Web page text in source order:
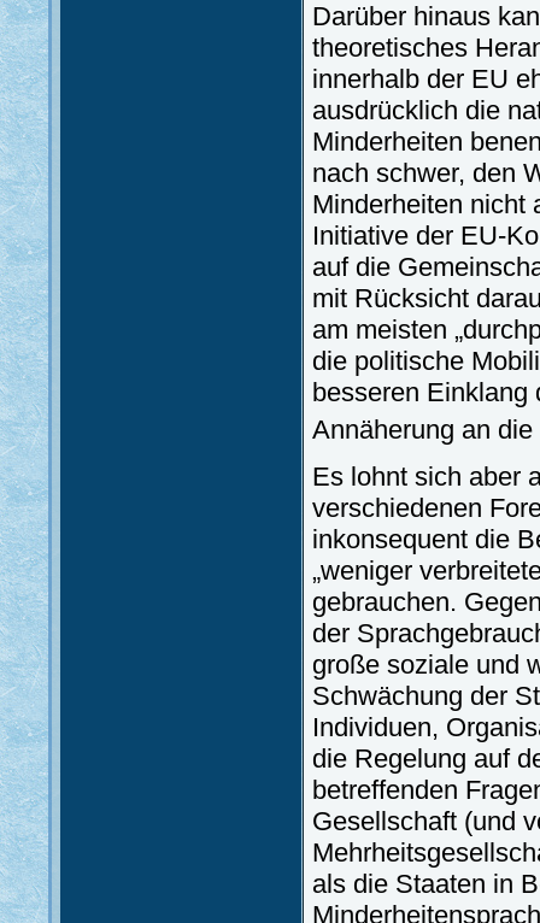
Darüber hinaus
theoretisches
innerhalb der EU
ausdrücklich die
Minderheiten
nach schwer, den
Minderheiten nicht
Initiative der EU-
auf die
mit Rücksicht
am meisten
die politische
besseren
Annäherung an
Es lohnt sich aber
verschiedenen
inkonsequent die
„weniger
gebrauchen.
der
große soziale und
Schwächung der
Individuen,
die Regelung auf
betreffenden
Gesellschaft (und
als die Staaten in